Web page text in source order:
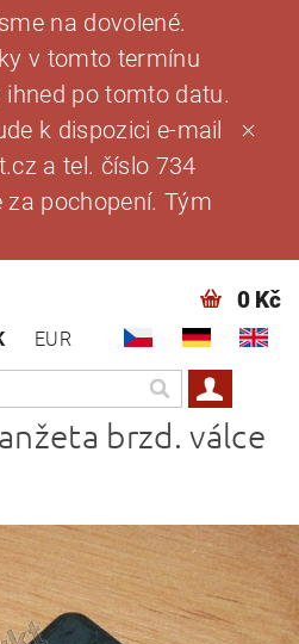
na dovolené.
v tomto termínu
po tomto datu.
k dispozici e-mail
a tel. číslo 734
za pochopení. Tým
EUR
0 Kč
brzd. válce